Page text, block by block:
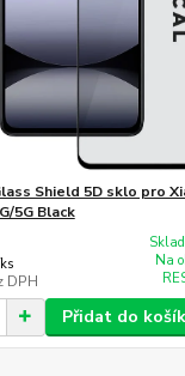
Shield 5D sklo pro
5G Black
ks
DPH
Na
Přidat do